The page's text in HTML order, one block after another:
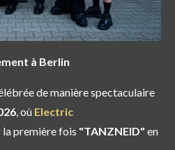
à Berlin
de manière spectaculaire
, où Electric
première fois "TANZNEID" en